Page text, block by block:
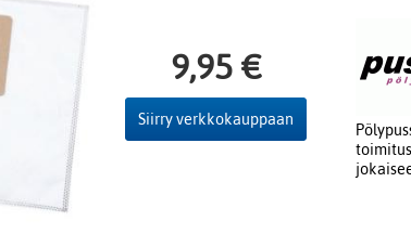
9,95 €
Siirry verkkokauppaan